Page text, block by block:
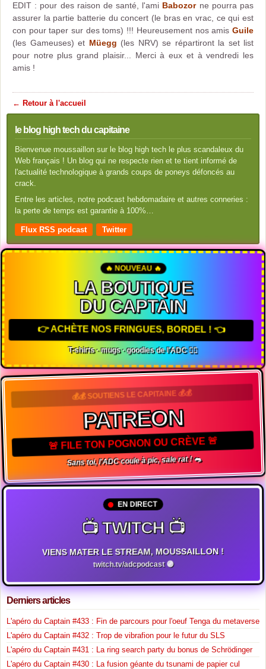
EDIT : pour des raison de santé, l'ami Babozorne pourra pas
assurer la partie batterie du concert (le bras en vrac, ce qui est
con pour taper sur des toms) !!! Heureusement nos amis Guile
(les Gameuses) et Müegg (les NRV) se répartiront la set list
pour notre plus grand plaisir... Merci à eux et à vendredi les
amis !
← Retour à l'accueil
le blog high tech du capitaine
Bienvenue moussaillon sur le blog high tech le plus scandaleux du
Web français ! Un blog qui ne respecte rien et te tient informé de
l'actualité technologique à grands coups de poneys défoncés au
crack.
Entre les articles, notre podcast hebdomadaire et autres conneries :
la perte de temps est garantie à 100%…
Flux RSS podcast Twitter
🔥 NOUVEAU 🔥
LA BOUTIQUE
DU CAPTAIN
👉 ACHÈTE NOS FRINGUES, BORDEL ! 👈
T-shirts · mugs · goodies de l'ADC 🏴‍☠️
💰💰 SOUTIENS LE CAPITAINE 💰💰
PATREON
🚨 FILE TON POGNON OU CRÈVE 🚨
Sans toi, l'ADC coule à pic, sale rat ! 🐀
EN DIRECT
📺 TWITCH 📺
VIENS MATER LE STREAM, MOUSSAILLON !
twitch.tv/adcpodcast 🟣
Derniers articles
L'apéro du Captain #433 : Fin de parcours pour l'oeuf Tenga du metaverse
L'apéro du Captain #432 : Trop de vibrafion pour le futur du SLS
L'apéro du Captain #431 : La ring search party du bonus de Schrödinger
L'apéro du Captain #430 : La fusion géante du tsunami de papier cul